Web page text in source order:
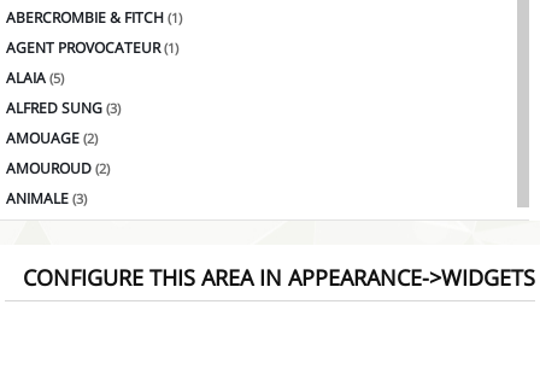
ABERCROMBIE & FITCH (1)
AGENT PROVOCATEUR(1)
ALAIA (5)
ALFRED SUNG (3)
AMOUAGE (2)
AMOUROUD (2)
ANIMALE (3)
AQUOLINA (1)
CONFIGURE THIS AREA IN APPEARANCE->WIDGETS